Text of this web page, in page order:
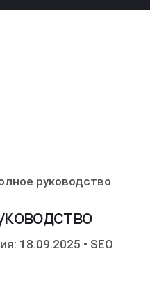
руководство
18.09.2025 • SEO